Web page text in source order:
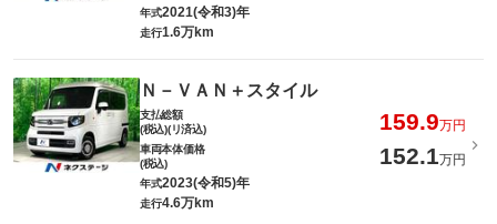
年式2021(令和3)年
走行1.6万km
Ｎ－ＶＡＮ＋スタイル
支払総額
(税込)(リ済込)
159.9万円
車両本体価格
(税込)
152.1万円
年式2023(令和5)年
走行4.6万km